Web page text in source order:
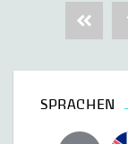
SPRACHEN